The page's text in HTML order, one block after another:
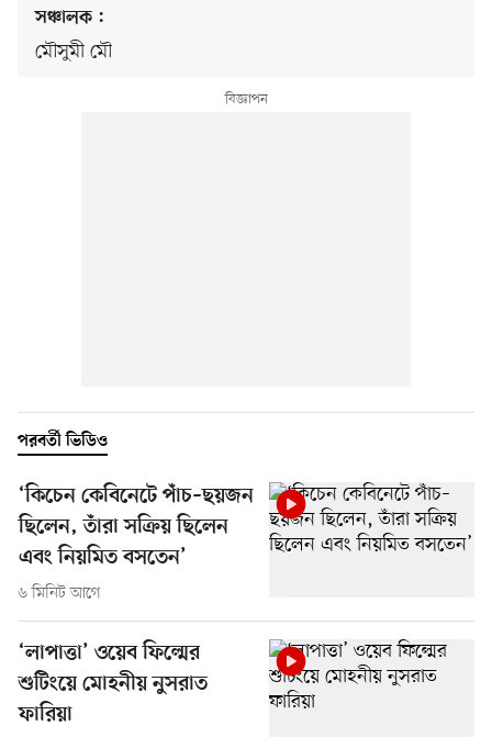
সঞ্চালক :
মৌসুমী মৌ
পরবর্তী ভিডিও
‘কিচেন কেবিনেটে পাঁচ–ছয়জন
ছিলেন, তাঁরা সক্রিয় ছিলেন
এবং নিয়মিত বসতেন’
৬ মিনিট আগে
‘লাপাত্তা’ ওয়েব ফিল্মের
শুটিংয়ে মোহনীয় নুসরাত
ফারিয়া